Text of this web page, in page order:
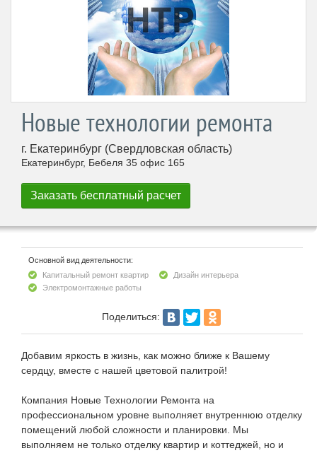
Новые технологии ремонта
г. Екатеринбург (Свердловская область)
Екатеринбург, Бебеля 35 офис 165
Основной вид деятельности:
Капитальный ремонт квартир
Дизайн интерьера
Электромонтажные работы
Поделиться:
Добавим яркость в жизнь, как можно ближе к Вашему
сердцу, вместе с нашей цветовой палитрой!
Компания Новые Технологии Ремонта на
профессиональном уровне выполняет внутреннюю отделку
помещений любой сложности и планировки. Мы
выполняем не только отделку квартир и коттеджей, но и